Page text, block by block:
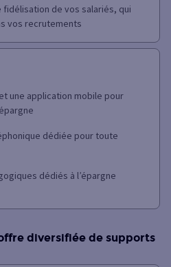
fidélisation de vos salariés, qui
vos recrutements
une application mobile pour
dédiée pour toute
dédiés à l’épargne
diversifiée de supports